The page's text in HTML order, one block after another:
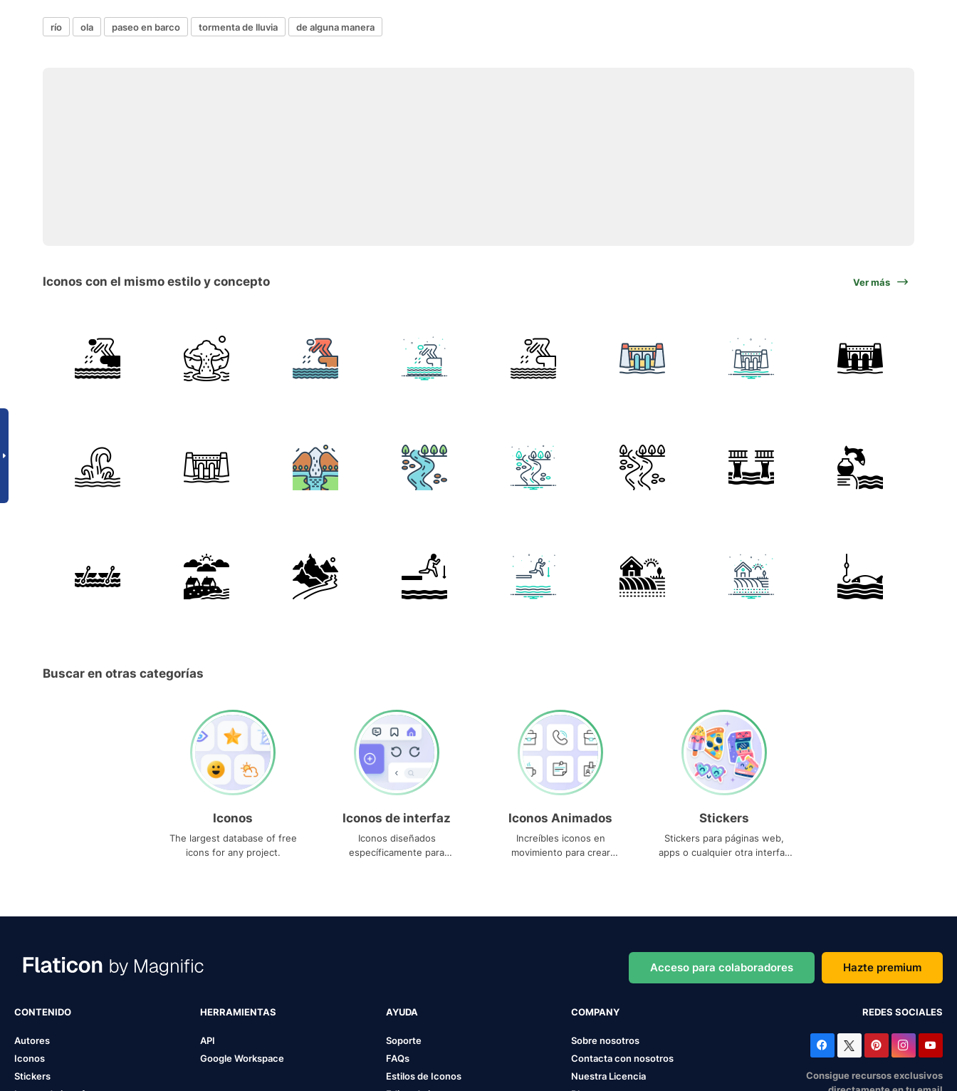
río ola paseo en barco tormenta de lluvia de alguna manera
Iconos con el mismo estilo y concepto Ver más
Buscar en otras categorías
Iconos
The largest database of free
icons for any project.
Iconos de interfaz
Iconos diseñados
específicamente para
Iconos Animados
Increíbles iconos en
movimiento para crear
Stickers
Stickers para páginas web,
apps o cualquier otra interfaz
Acceso para colaboradores Hazte premium
CONTENIDO
Autores
Iconos
Stickers
HERRAMIENTAS
API
Google Workspace
AYUDA
Soporte
FAQs
Estilos de Iconos
COMPANY
Sobre nosotros
Contacta con nosotros
Nuestra Licencia
REDES SOCIALES
Consigue recursos exclusivos